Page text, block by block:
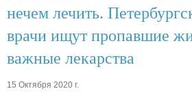
нечем лечить.
врачи ищут пропавшие
важные лекарства
15 Октября 2020 г.